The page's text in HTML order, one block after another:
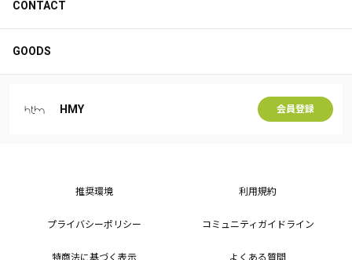
CONTACT
GOODS
HMY 会員登録
推奨環境 利用規約
プライバシーポリシー コミュニティガイドライン
特商法に基づく表示 よくある質問